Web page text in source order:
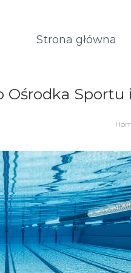
Strona główna
Sportu